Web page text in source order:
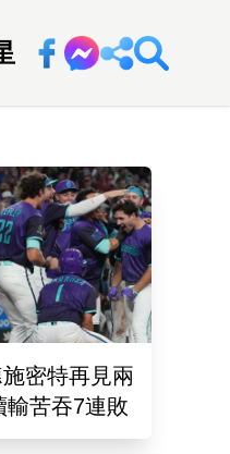
回新聞網
密特再見兩
輸苦吞7連敗